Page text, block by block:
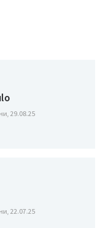
29.08.25
22.07.25